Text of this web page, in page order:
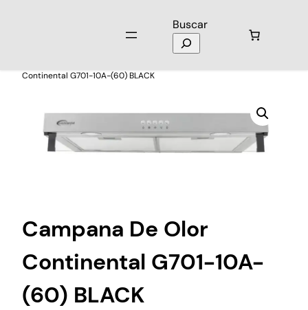
Buscar
Continental G701-10A-(60) BLACK
Campana De Olor
Continental G701-10A-
(60) BLACK